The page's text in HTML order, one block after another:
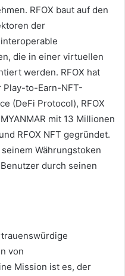
RFOX baut auf den
der
die in einer virtuellen
werden. RFOX hat
Play-to-Earn-NFT-
(DeFi Protocol), RFOX
mit 13 Millionen
RFOX NFT gegründet.
Währungstoken
durch seinen
von
Mission ist es, der